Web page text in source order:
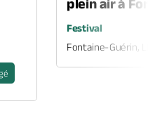
plein air à
Festival
Fontaine-Guérin,